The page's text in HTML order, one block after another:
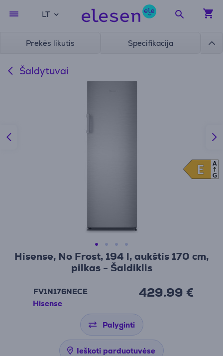
LT
Prekės likutis Specifikacija
Šaldytuvai
Hisense, No Frost, 194 l, aukštis 170 cm,
pilkas - Šaldiklis
FV1N176NECE
Hisense
429.99 €
Palyginti
Ieškoti parduotuvėse
E
E
A
G